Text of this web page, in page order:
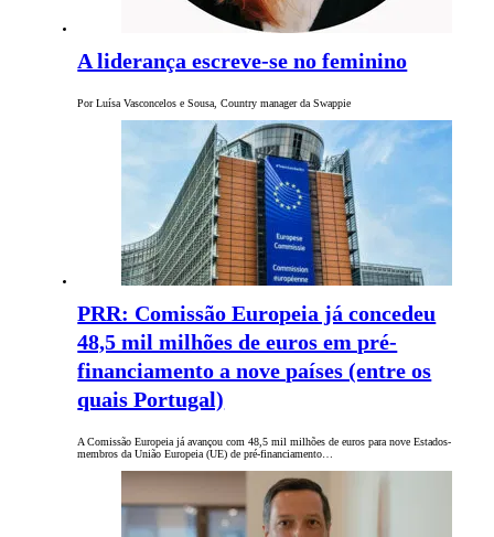
A liderança escreve-se no feminino
Por Luísa Vasconcelos e Sousa, Country manager da Swappie
PRR: Comissão Europeia já concedeu
48,5 mil milhões de euros em pré-
financiamento a nove países (entre os
quais Portugal)
A Comissão Europeia já avançou com 48,5 mil milhões de euros para nove Estados-
membros da União Europeia (UE) de pré-financiamento…